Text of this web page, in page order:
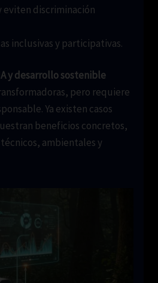
eviten discriminación
inclusivas y participativas.
y desarrollo sostenible
pero requiere
Ya existen casos
beneficios concretos,
ambientales y